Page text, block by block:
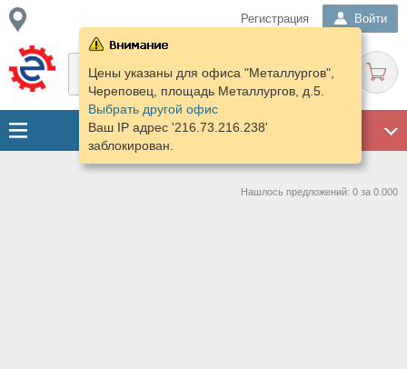
Регистрация Войти
Цены указаны для офиса "Металлургов",
Череповец, площадь Металлургов, д.5.
Выбрать другой офис
Ваш IP адрес '216.73.216.238'
заблокирован.
Нашлось предложений: 0 за 0.000